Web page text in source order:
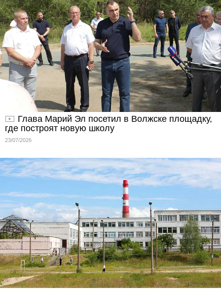
Глава Марий Эл посетил в Волжске площадку,
где построят новую школу
23/07/2026